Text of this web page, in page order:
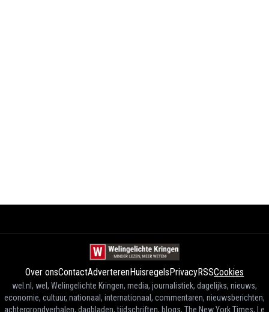
Over onsContactAdverterenHuisregels PrivacyRSSCookies
wel.nl, wel, Welingelichte Kringen, media, journalistiek, dagelijks, nieuws,
economie, cultuur, nationaal, internationaal, commentaren, nieuwsberichten,
achtergrondverhalen, dagbladen, tijdschriften, blogs, The New York Times, Le